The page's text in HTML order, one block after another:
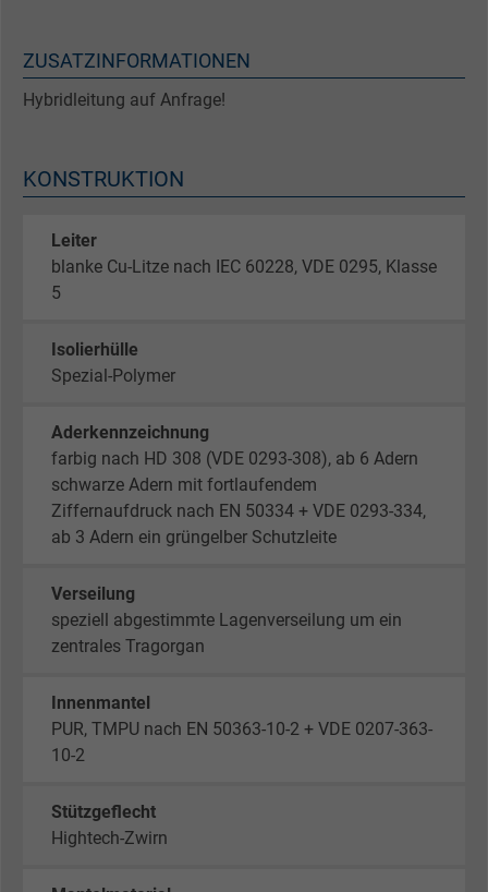
ZUSATZINFORMATIONEN
Hybridleitung auf Anfrage!
KONSTRUKTION
Leiter
blanke Cu-Litze nach IEC 60228, VDE 0295, Klasse
5
Isolierhülle
Spezial-Polymer
Aderkennzeichnung
farbig nach HD 308 (VDE 0293-308), ab 6 Adern
schwarze Adern mit fortlaufendem
Ziffernaufdruck nach EN 50334 + VDE 0293-334,
ab 3 Adern ein grüngelber Schutzleite
Verseilung
speziell abgestimmte Lagenverseilung um ein
zentrales Tragorgan
Innenmantel
PUR, TMPU nach EN 50363-10-2 + VDE 0207-363-
10-2
Stützgeflecht
Hightech-Zwirn